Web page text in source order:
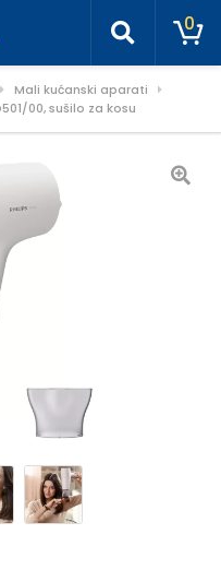
0
Mali kućanski aparati
00, sušilo za kosu